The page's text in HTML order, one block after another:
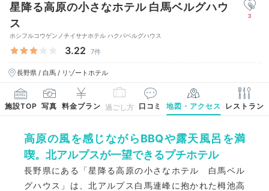
星降る高原の小さなホテル 白馬ベルグハウ
ス
ホシフルコウゲンノチイサナホテル ハクバベルグハウス
3.22 7件
長野県 / 白馬 / リゾートホテル
3
施設TOP 写真 料金プラン 過ごし方 口コミ 地図・アクセス レストラン
高原の風を感じながらBBQや露天風呂を満
喫。北アルプスが一望できるプチホテル
長野県にある「星降る高原の小さなホテル 白馬ベル
グハウス」は、北アルプス白馬連峰に抱かれた栂池高